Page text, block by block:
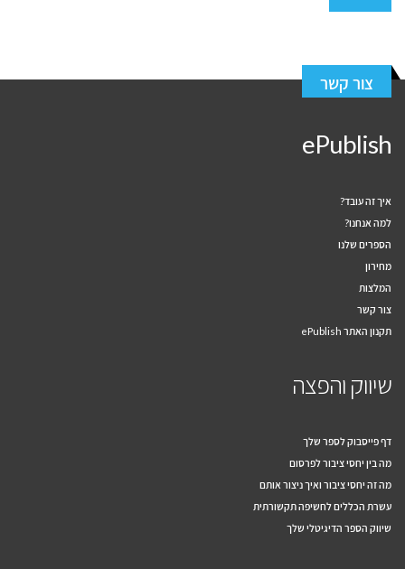
צור קשר
ePublish
איך זה עובד?
למה אנחנו?
הספרים שלנו
מחירון
המלצות
צור קשר
תקנון האתר ePublish
שיווק והפצה
דף פייסבוק לספר שלך
מה בין יחסי ציבור לפרסום
מה זה יחסי ציבור ואיך ניצור אותם
עשרת הכללים לחשיפה תקשורתית
שיווק הספר הדיגיטלי שלך